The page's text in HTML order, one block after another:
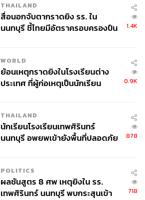
THAILAND
สื่อนอกจับตากราดยิง รร. ใน
นนทบุรี ชี้ไทยมีอัตราครอบครองปืน
1.4K
WORLD
ย้อนเหตุกราดยิงในโรงเรียนต่าง
ประเทศ ที่ผู้ก่อเหตุเป็นนักเรียน
0.9K
THAILAND
นักเรียนโรงเรียนเทพศิรินทร์
นนทบุรี อพยพเข้ายังพื้นที่ปลอดภัย
878
POLITICS
ผลชันสูตร 8 ศพ เหตุยิงใน รร.
เทพศิรินทร์ นนทบุรี พบกระสุนเข้า
718